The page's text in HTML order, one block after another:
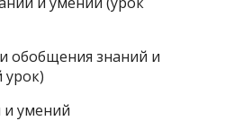
обобщения знаний и
и умений